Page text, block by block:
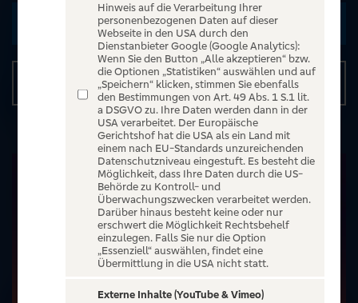
Zu den Terminen
Details
Hinweis auf die Verarbeitung Ihrer
personenbezogenen Daten auf dieser
Webseite in den USA durch den
Dienstanbieter Google (Google Analytics):
Wenn Sie den Button „Alle akzeptieren“ bzw.
die Optionen „Statistiken“ auswählen und auf
„Speichern“ klicken, stimmen Sie ebenfalls
den Bestimmungen von Art. 49 Abs. 1 S.1 lit.
a DSGVO zu. Ihre Daten werden dann in der
USA verarbeitet. Der Europäische
Gerichtshof hat die USA als ein Land mit
einem nach EU-Standards unzureichenden
Datenschutzniveau eingestuft. Es besteht die
Möglichkeit, dass Ihre Daten durch die US-
Behörde zu Kontroll- und
Überwachungszwecken verarbeitet werden.
Darüber hinaus besteht keine oder nur
erschwert die Möglichkeit Rechtsbehelf
einzulegen. Falls Sie nur die Option
„Essenziell“ auswählen, findet eine
Übermittlung in die USA nicht statt.
Externe Inhalte (YouTube & Vimeo)